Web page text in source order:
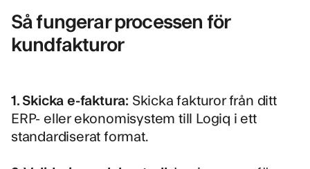
Så fungerar processen för
kundfakturor
1. Skicka e-faktura: Skicka fakturor från ditt
ERP- eller ekonomisystem till Logiq i ett
standardiserat format.